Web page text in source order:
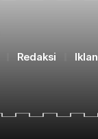
Redaksi Iklan